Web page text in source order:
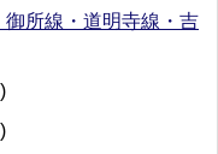
所線・道明寺線・吉